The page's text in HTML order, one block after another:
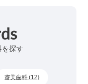
を探す
審美歯科 (12)